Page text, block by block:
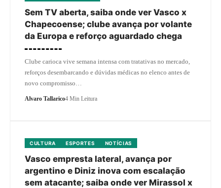
Sem TV aberta, saiba onde ver Vasco x
Chapecoense; clube avança por volante
da Europa e reforço aguardado chega
Clube carioca vive semana intensa com tratativas no mercado,
reforços desembarcando e dúvidas médicas no elenco antes de
novo compromisso…
Alvaro Tallarico4 Min Leitura
CULTURA ESPORTES NOTÍCIAS
Vasco empresta lateral, avança por
argentino e Diniz inova com escalação
sem atacante; saiba onde ver Mirassol x